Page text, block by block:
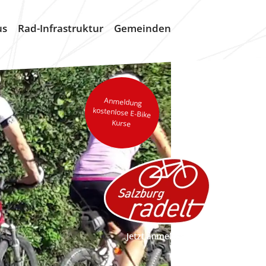
Rad-Infrastruktur Gemeinden
Anmeldung
kostenlose E-Bike
Kurse